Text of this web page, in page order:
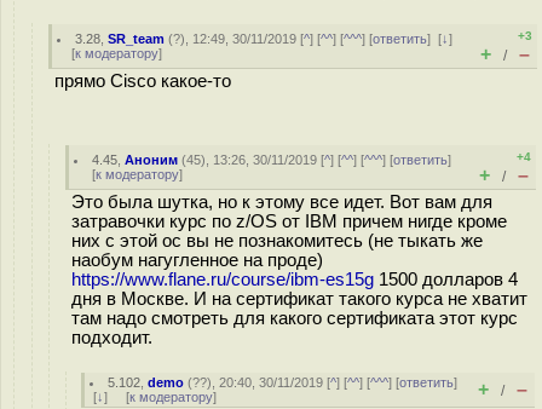
3.28 ,SR_team (?), 12:49, 30/11/2019 [^] [^^] [^^^] [ответить][↓]
[к модератору]
+3
+ / –
прямо Cisco какое-то
4.45 ,Аноним (45), 13:26, 30/11/2019 [^] [^^] [^^^] [ответить]
[к модератору]
+4
+ / –
Это была шутка, но к этому все идет. Вот вам для
затравочки курс по z/OS от IBM причем нигде кроме
них с этой ос вы не познакомитесь (не тыкать же
наобум нагугленное на проде)
https://www.flane.ru/course/ibm-es15g 1500 долларов 4
дня в Москве. И на сертификат такого курса не хватит
там надо смотреть для какого сертификата этот курс
подходит.
5.102 ,demo (??), 20:40, 30/11/2019 [^] [^^] [^^^] [ответить]
[↓] [к модератору] + / –